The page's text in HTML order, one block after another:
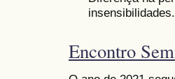
insensibilidades.
Encontro